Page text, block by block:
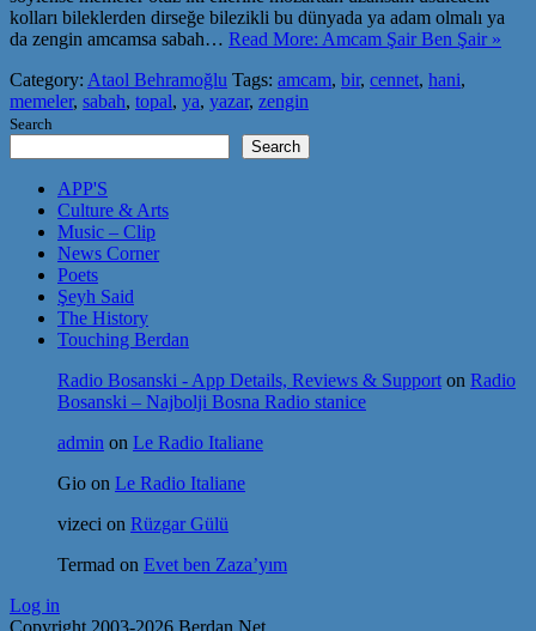
kolları bileklerden dirseğe bilezikli bu dünyada ya adam olmalı ya
da zengin amcamsa sabah… Read More: Amcam Şair Ben Şair »
Category: Ataol Behramoğlu Tags: amcam, bir, cennet, hani,
memeler, sabah, topal, ya, yazar, zengin
Search
Search
APP'S
Culture & Arts
Music – Clip
News Corner
Poets
Şeyh Said
The History
Touching Berdan
Radio Bosanski - App Details, Reviews & Support on Radio
Bosanski – Najbolji Bosna Radio stanice
admin on Le Radio Italiane
Gio on Le Radio Italiane
vizeci on Rüzgar Gülü
Termad on Evet ben Zaza’yım
Log in
Copyright 2003-2026 Berdan.Net